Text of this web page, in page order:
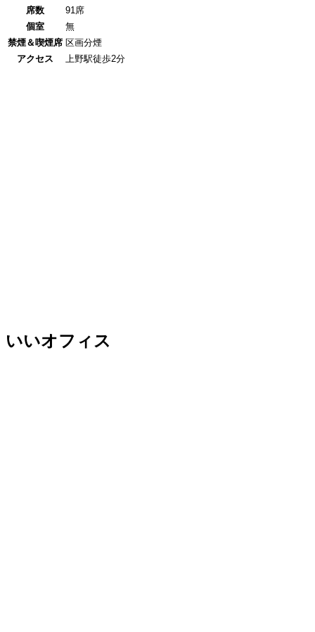
席数
91席
個室
無
禁煙＆喫煙席 区画分煙
アクセス
上野駅徒歩2分
いいオフィス